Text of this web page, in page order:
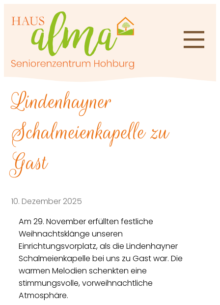
Inhalt
springen
Lindenhayner
Schalmeienkapelle zu
Gast
10. Dezember 2025
Am 29. November erfüllten festliche
Weihnachtsklänge unseren
Einrichtungsvorplatz, als die Lindenhayner
Schalmeienkapelle bei uns zu Gast war. Die
warmen Melodien schenkten eine
stimmungsvolle, vorweihnachtliche
Atmosphäre.